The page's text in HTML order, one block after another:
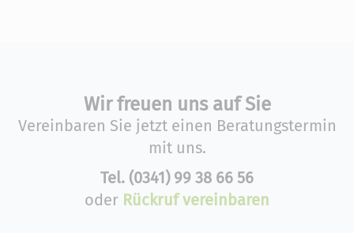
Wir freuen uns auf Sie
Vereinbaren Sie jetzt einen Beratungstermin
mit uns.
Tel. (0341) 99 38 66 56
oder Rückruf vereinbaren